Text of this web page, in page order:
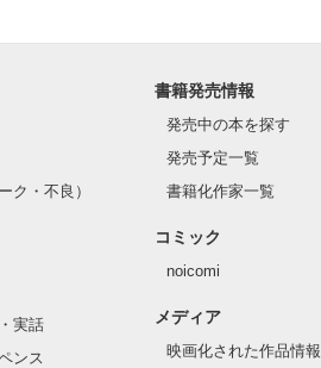
共感さえしてくれば
してる中１年です。
_)m
ク・不良）
実話
ンス
書籍発売情報
発売中の本を探す
発売予定一覧
書籍化作家一覧
コミック
noicomi
メディア
映画化された作品情報